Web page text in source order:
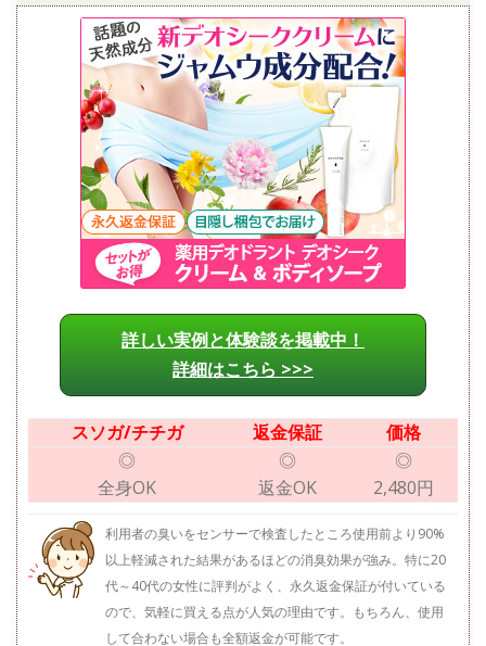
詳しい実例と体験談を掲載中！
詳細はこちら >>>
スソガ/チチガ 返金保証
価格
◎
全身OK
◎
返金OK
◎
2,480円
利用者の臭いをセンサーで検査したところ使用前より90%
以上軽減された結果があるほどの消臭効果が強み。特に20
代～40代の女性に評判がよく、永久返金保証が付いている
ので、気軽に買える点が人気の理由です。もちろん、使用
して合わない場合も全額返金が可能です。